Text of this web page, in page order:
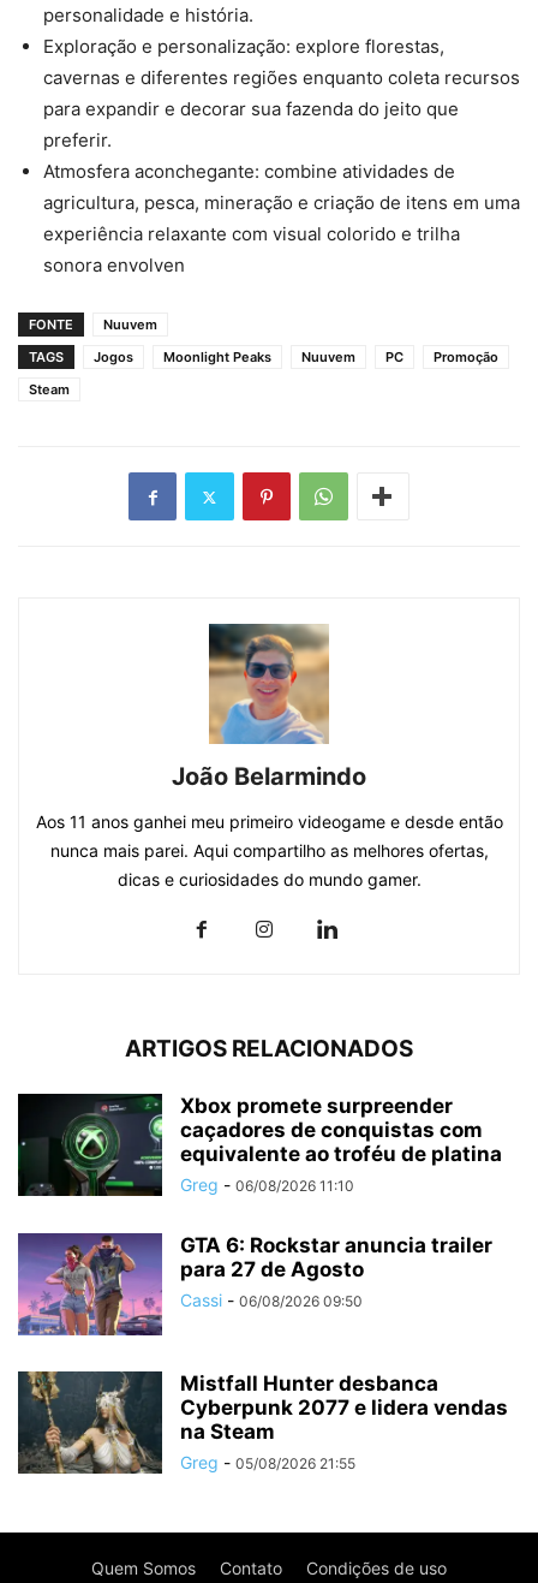
personalidade e história.
Exploração e personalização: explore florestas,
cavernas e diferentes regiões enquanto coleta recursos
para expandir e decorar sua fazenda do jeito que
preferir.
Atmosfera aconchegante: combine atividades de
agricultura, pesca, mineração e criação de itens em uma
experiência relaxante com visual colorido e trilha
sonora envolven
FONTE
Nuuvem
TAGS
Jogos Moonlight Peaks Nuuvem PC
Promoção
Steam
João Belarmindo
Aos 11 anos ganhei meu primeiro videogame e desde então
nunca mais parei. Aqui compartilho as melhores ofertas,
dicas e curiosidades do mundo gamer.
ARTIGOS RELACIONADOS
Xbox promete surpreender
caçadores de conquistas com
equivalente ao troféu de platina
Greg - 06/08/2026 11:10
GTA 6: Rockstar anuncia trailer
para 27 de Agosto
Cassi - 06/08/2026 09:50
Mistfall Hunter desbanca
Cyberpunk 2077 e lidera vendas
na Steam
Greg - 05/08/2026 21:55
Quem Somos Contato Condições de uso